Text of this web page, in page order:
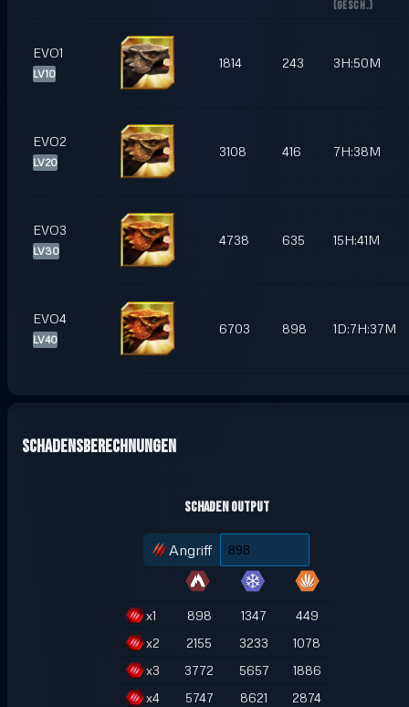
(GESCH.)
EVO1
LV10
1814 243 3H:50M
EVO2
LV20
3108 416 7H:38M
EVO3
LV30
4738 635 15H:41M
EVO4
LV40
6703 898 1D:7H:37M
Schadensberechnungen
Schaden Output
Angriff
x1 898 1347
449
x2 2155 3233
1078
x3 3772 5657
1886
x4 5747 8621
2874